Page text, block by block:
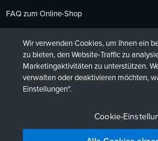
FAQ zum Online-Shop
Rückgabebedingungen
DeutschFrançais
Wir verwenden Cookies, um Ihnen ein
zu bieten, den Website-Traffic zu
Marketingaktivitäten zu unterstützen.
verwalten oder deaktivieren möchten,
Einstellungen".
Cookie-